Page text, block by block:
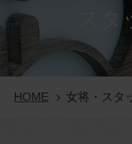
ス
HOME 女将・スタ